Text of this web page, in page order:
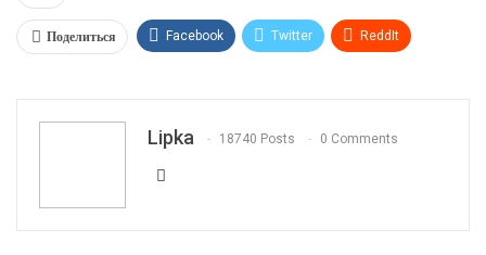
Поделиться Facebook Twitter ReddIt
Lipka 18740 Posts 0 Comments